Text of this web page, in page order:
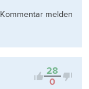
Kommentar melden
28
0